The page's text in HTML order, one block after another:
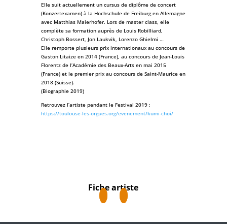
Elle suit actuellement un cursus de diplôme de concert
(Konzertexamen) à la Hochschule de Freiburg en Allemagne
avec Matthias Maierhofer. Lors de master class, elle
complète sa formation auprès de Louis Robilliard,
Christoph Bossert, Jon Laukvik, Lorenzo Ghielmi …
Elle remporte plusieurs prix internationaux au concours de
Gaston Litaize en 2014 (France), au concours de Jean-Louis
Florentz de l’Académie des Beaux-Arts en mai 2015
(France) et le premier prix au concours de Saint-Maurice en
2018 (Suisse).
(Biographie 2019)
Retrouvez l’artiste pendant le Festival 2019 :
https://toulouse-les-orgues.org/evenement/kumi-choi/
Fiche artiste